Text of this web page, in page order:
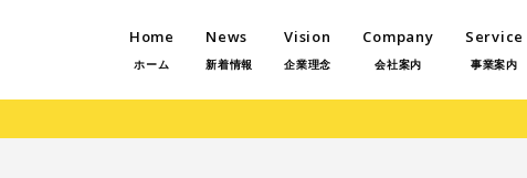
Home
ホーム
News
新着情報
Vision
企業理念
Company
会社案内
Service
事業案内